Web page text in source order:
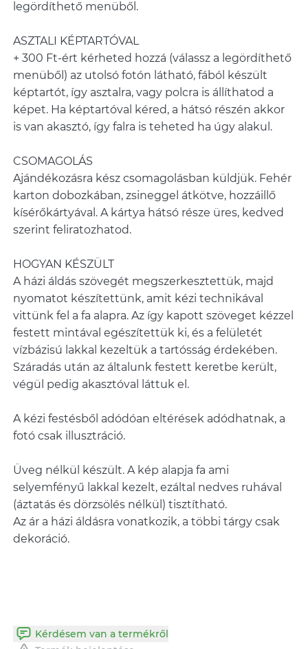
legördíthető menüből.
ASZTALI KÉPTARTÓVAL
+ 300 Ft-ért kérheted hozzá (válassz a legördíthető
menüből) az utolsó fotón látható, fából készült
képtartót, így asztalra, vagy polcra is állíthatod a
képet. Ha képtartóval kéred, a hátsó részén akkor
is van akasztó, így falra is teheted ha úgy alakul.
CSOMAGOLÁS
Ajándékozásra kész csomagolásban küldjük. Fehér
karton dobozkában, zsineggel átkötve, hozzáillő
kísérőkártyával. A kártya hátsó része üres, kedved
szerint feliratozhatod.
HOGYAN KÉSZÜLT
A házi áldás szövegét megszerkesztettük, majd
nyomatot készítettünk, amit kézi technikával
vittünk fel a fa alapra. Az így kapott szöveget kézzel
festett mintával egészítettük ki, és a felületét
vízbázisú lakkal kezeltük a tartósság érdekében.
Száradás után az általunk festett keretbe került,
végül pedig akasztóval láttuk el.
A kézi festésből adódóan eltérések adódhatnak, a
fotó csak illusztráció.
Üveg nélkül készült. A kép alapja fa ami
selyemfényű lakkal kezelt, ezáltal nedves ruhával
(áztatás és dörzsölés nélkül) tisztítható.
Az ár a házi áldásra vonatkozik, a többi tárgy csak
dekoráció.
Kérdésem van a termékről